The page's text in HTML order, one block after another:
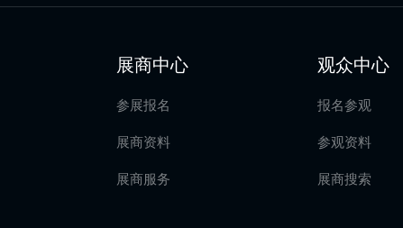
展商中心
参展报名
展商资料
展商服务
观众中心
报名参观
参观资料
展商搜索